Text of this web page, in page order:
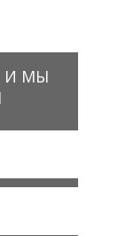
И МЫ